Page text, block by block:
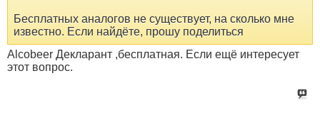
Бесплатных аналогов не существует, на сколько мне
известно. Если найдёте, прошу поделиться
Alcobeer Декларант ,бесплатная. Если ещё интересует
этот вопрос.